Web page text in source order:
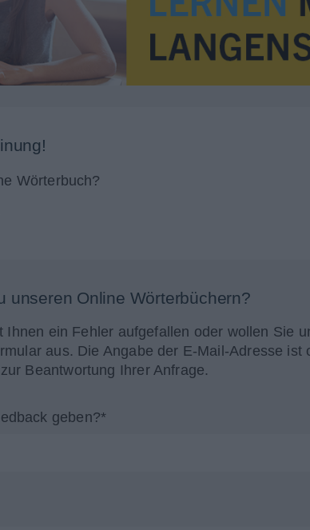
Wörterbuch?
unseren Online Wörterbüchern?
Ihnen ein Fehler aufgefallen oder wollen Sie
aus. Die Angabe der E-Mail-Adresse ist
Beantwortung Ihrer Anfrage.
geben?*